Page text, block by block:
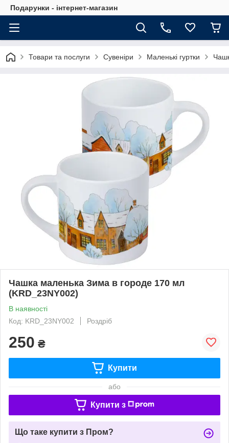
Подарунки - інтернет-магазин
Товари та послуги Сувеніри Маленькі гуртки
Чашка маленька Зима в городе 170 мл
(KRD_23NY002)
В наявності
Код: KRD_23NY002
Роздріб
250 ₴
Купити
або
Купити з
Що таке купити з Пром?